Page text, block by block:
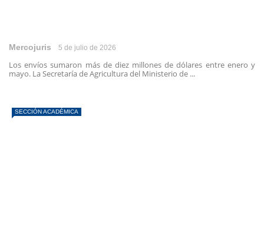
Mercojuris 5 de julio de 2026
Los envíos sumaron más de diez millones de dólares entre enero y
mayo. La Secretaría de Agricultura del Ministerio de ...
SECCIÓN ACADÉMICA